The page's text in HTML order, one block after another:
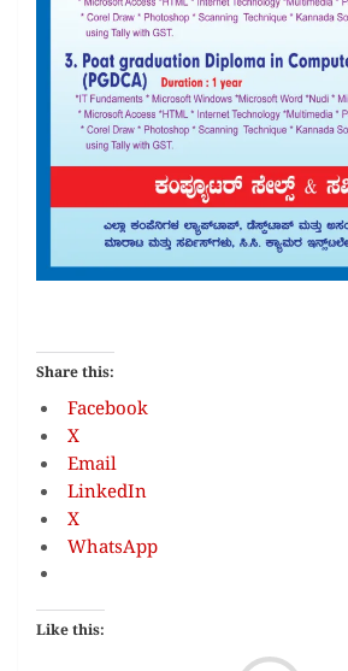
Share this:
Facebook
X
Email
LinkedIn
X
WhatsApp
Like this: